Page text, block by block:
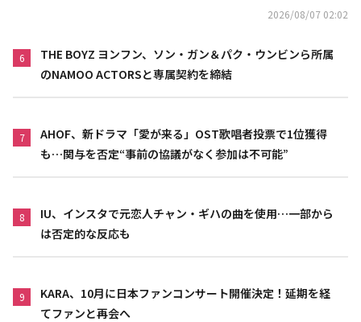
2026/08/07 02:02
6
THE BOYZ ヨンフン、ソン・ガン＆パク・ウンビンら所属
のNAMOO ACTORSと専属契約を締結
7
AHOF、新ドラマ「愛が来る」OST歌唱者投票で1位獲得
も…関与を否定“事前の協議がなく参加は不可能”
8
IU、インスタで元恋人チャン・ギハの曲を使用…一部から
は否定的な反応も
9
KARA、10月に日本ファンコンサート開催決定！延期を経
てファンと再会へ